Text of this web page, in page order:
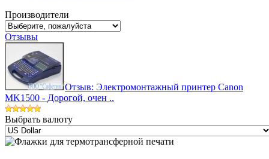
Производители
Отзывы
Отзыв: Электромонтажный принтер Canon
MK1500 - Дорогой, очен ..
Выбрать валюту